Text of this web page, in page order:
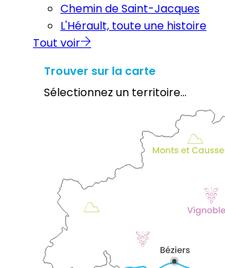
Chemin de Saint-Jacques
L'Hérault, toute une histoire
Tout voir
Trouver sur la carte
Sélectionnez un territoire...